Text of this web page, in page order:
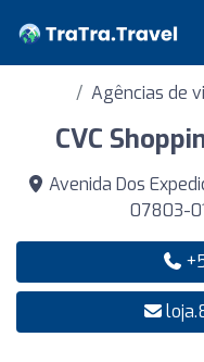
Agências de
CVC
Avenida Dos
07803-